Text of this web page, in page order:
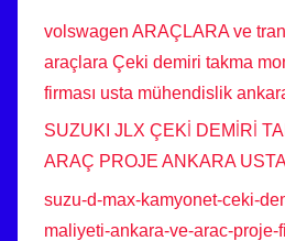
volswagen ARAÇLARA ve
araçlara Çeki demiri takma
firması usta mühendislik
SUZUKI JLX ÇEKİ DEMİRİ
ARAÇ PROJE ANKARA
suzu-d-max-kamyonet-ceki-
maliyeti-ankara-ve-arac-proje-